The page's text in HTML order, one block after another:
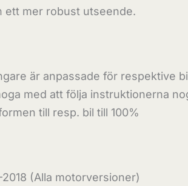
ett mer robust utseende.
är anpassade för respektive
med att följa instruktionerna
till resp. bil till 100%
2018 (Alla motorversioner)